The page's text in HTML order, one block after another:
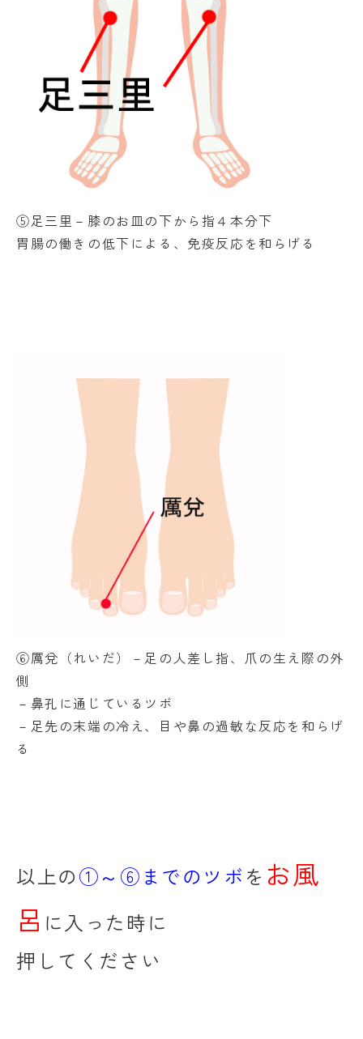
⑤足三里－膝のお皿の下から指４本分下
胃腸の働きの低下による、免疫反応を和らげる
⑥厲兌（れいだ）－足の人差し指、爪の生え際の外
側
－鼻孔に通じているツボ
－足先の末端の冷え、目や鼻の過敏な反応を和らげ
る
以上の①～⑥までのツボ を お風
呂 に入った時に
押してください